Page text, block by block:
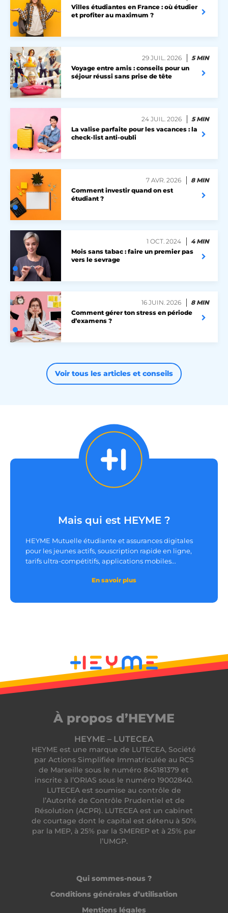
Villes étudiantes en France : où étudier
et profiter au maximum ?
29 JUIL. 2026
5 MIN
Voyage entre amis : conseils pour un
séjour réussi sans prise de tête
24 JUIL. 2026
5 MIN
La valise parfaite pour les vacances : la
check-list anti-oubli
7 AVR. 2026
8 MIN
Comment investir quand on est
étudiant ?
1 OCT. 2024
4 MIN
Mois sans tabac : faire un premier pas
vers le sevrage
16 JUIN. 2026
8 MIN
Comment gérer ton stress en période
d’examens ?
Voir tous les articles et conseils
Mais qui est HEYME ?
HEYME Mutuelle étudiante et assurances digitales
pour les jeunes actifs, souscription rapide en ligne,
tarifs ultra-compétitifs, applications mobiles...
En savoir plus
À propos d’HEYME
HEYME – LUTECEA
HEYME est une marque de LUTECEA, Société
par Actions Simplifiée Immatriculée au RCS
de Marseille sous le numéro 845181379 et
inscrite à l’ORIAS sous le numéro 19002840.
LUTECEA est soumise au contrôle de
l’Autorité de Contrôle Prudentiel et de
Résolution (ACPR). LUTECEA est un cabinet
de courtage dont le capital est détenu à 50%
par la MEP, à 25% par la SMEREP et à 25% par
l’UMGP.
Qui sommes-nous ?
Conditions générales d’utilisation
Mentions légales
lccid accounts.livechat.com
persistid
heyme.care
to_event_consent_id
Stack Exchange Inc.
sc-static.net
heyme_worldpass_session
worldpass.heyme.care
XSRF-TOKEN
__lc_cst
On Direct Business
Services Limited
heyme_session .heyme.care
__oauth_redirect_detector
LiveChat
VISITOR_PRIVACY_METADATA
YouTube
.youtube.com
Politique de confidentialité de
Google